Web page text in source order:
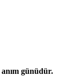
günüdür.